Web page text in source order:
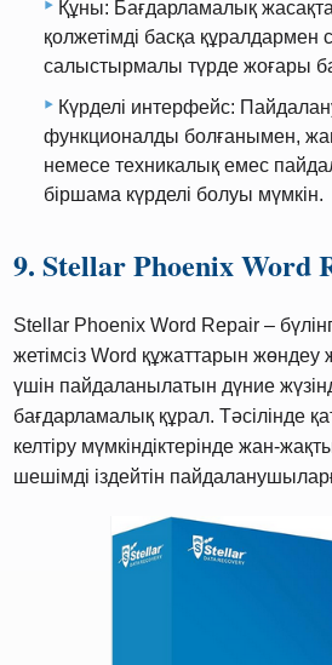
Құны: Бағдарламалық
қолжетімді басқа құралдармен
салыстырмалы түрде жоғары
Күрделі интерфейс:
функционалды болғанымен,
немесе техникалық емес
біршама күрделі болуы мүмкін.
9. Stellar Phoenix Word
Stellar Phoenix Word Repair –
жетімсіз Word құжаттарын жөндеу
үшін пайдаланылатын дүние
бағдарламалық құрал. Тәсілінде
келтіру мүмкіндіктерінде жан-
шешімді іздейтін